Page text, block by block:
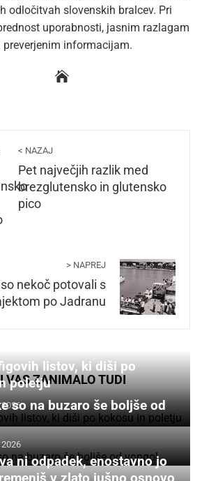
odločitvah slovenskih bralcev. Pri
uporabnosti, jasnim razlagam
preverjenim informacijam.
< NAZAJ
Pet največjih razlik med
brezglutensko in glutensko
pico
> NAPREJ
nekoč potovali s
po Jadranu
VAS ZANIMALO TUDI
listov, ki diši po
poletju
so na buzaro še boljše od
ni odpadek, enostavno jo